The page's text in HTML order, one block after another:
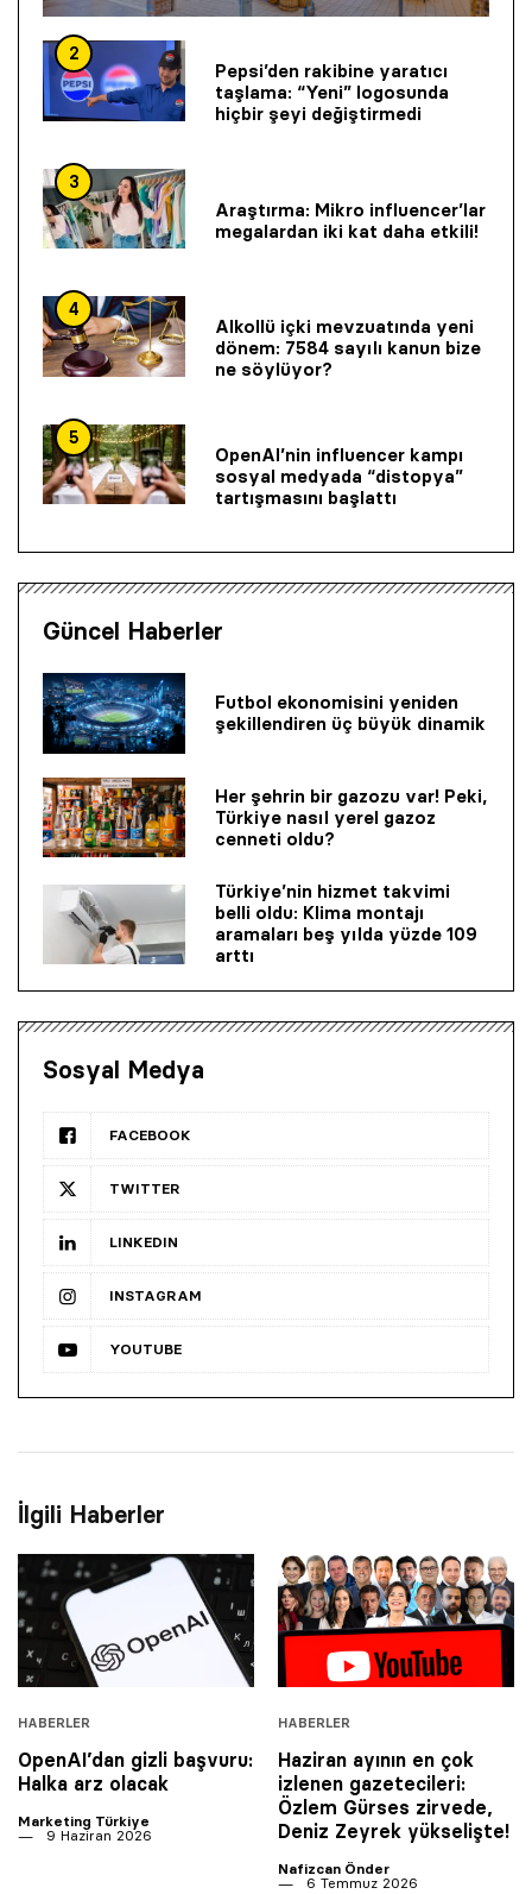
2
Pepsi’den rakibine yaratıcı
taşlama: “Yeni” logosunda
hiçbir şeyi değiştirmedi
3
Araştırma: Mikro influencer’lar
megalardan iki kat daha etkili!
4
Alkollü içki mevzuatında yeni
dönem: 7584 sayılı kanun bize
ne söylüyor?
5
OpenAI’nin influencer kampı
sosyal medyada “distopya”
tartışmasını başlattı
Güncel Haberler
Futbol ekonomisini yeniden
şekillendiren üç büyük dinamik
Her şehrin bir gazozu var! Peki,
Türkiye nasıl yerel gazoz
cenneti oldu?
Türkiye’nin hizmet takvimi
belli oldu: Klima montajı
aramaları beş yılda yüzde 109
arttı
Sosyal Medya
FACEBOOK
TWITTER
LINKEDIN
INSTAGRAM
YOUTUBE
İlgili Haberler
HABERLER
OpenAI’dan gizli başvuru:
Halka arz olacak
Marketing Türkiye
9 Haziran 2026
HABERLER
Haziran ayının en çok
izlenen gazetecileri:
Özlem Gürses zirvede,
Deniz Zeyrek yükselişte!
Nafizcan Önder
6 Temmuz 2026